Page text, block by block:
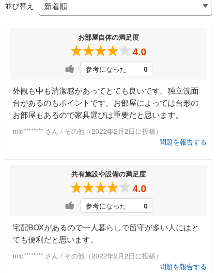
並び替え
お部屋自体の満足度
4.0
参考になった 0
外観も中も清潔感があってとても良いです。独立洗面
台があるのもポイントです。お部屋によっては台形の
お部屋もあるので家具選びは重要だと思います。
mid******** さん / その他（2022年2月2日に投稿）
問題を報告する
共有施設や設備の満足度
4.0
参考になった 0
宅配BOXがあるので一人暮らしで留守が多い人にはと
ても便利だと思います。
mid******** さん / その他（2022年2月2日に投稿）
問題を報告する